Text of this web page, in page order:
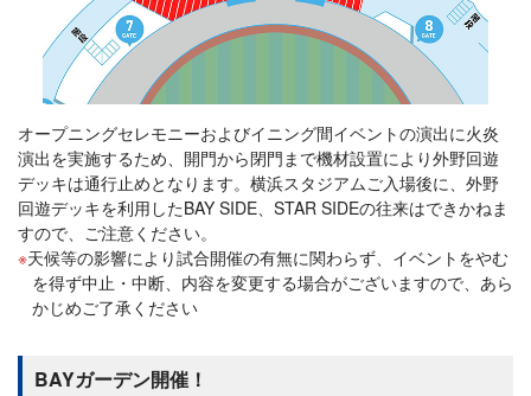
オープニングセレモニーおよびイニング間イベントの演出に火炎
演出を実施するため、開門から閉門まで機材設置により外野回遊
デッキは通行止めとなります。横浜スタジアムご入場後に、外野
回遊デッキを利用したBAY SIDE、STAR SIDEの往来はできかねま
すので、ご注意ください。
天候等の影響により試合開催の有無に関わらず、イベントをやむ
を得ず中止・中断、内容を変更する場合がございますので、あら
かじめご了承ください
BAYガーデン開催！